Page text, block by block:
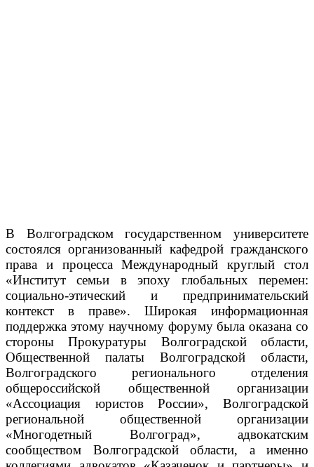
В Волгоградском государственном университете
состоялся организованный кафедрой гражданского
права и процесса Международный круглый стол
«Институт семьи в эпоху глобальных перемен:
социально-этический и предпринимательский
контекст в праве». Широкая информационная
поддержка этому научному форуму была оказана со
стороны Прокуратуры Волгоградской области,
Общественной палаты Волгоградской области,
Волгоградского регионального отделения
общероссийской общественной организации
«Ассоциация юристов России», Волгоградской
региональной общественной организации
«Многодетный Волгоград», адвокатским
сообществом Волгоградской области, а именно